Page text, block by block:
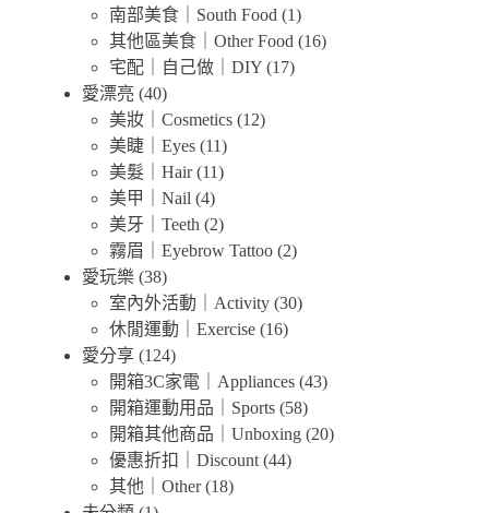
南部美食｜South Food (1)
其他區美食｜Other Food (16)
宅配｜自己做｜DIY (17)
愛漂亮 (40)
美妝｜Cosmetics (12)
美睫｜Eyes (11)
美髮｜Hair(11)
美甲｜Nail (4)
美牙｜Teeth (2)
霧眉｜Eyebrow Tattoo (2)
愛玩樂 (38)
室內外活動｜Activity (30)
休閒運動｜Exercise (16)
愛分享 (124)
開箱3C家電｜Appliances (43)
開箱運動用品｜Sports (58)
開箱其他商品｜Unboxing (20)
優惠折扣｜Discount (44)
其他｜Other(18)